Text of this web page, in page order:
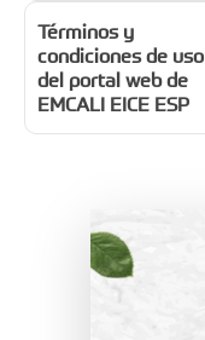
Términos y
condiciones de uso
del portal web de
EMCALI EICE ESP